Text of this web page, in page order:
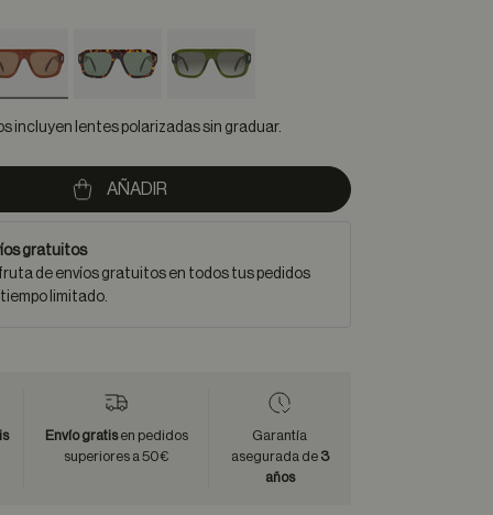
incluyen lentes polarizadas sin graduar.
AÑADIR
gratuitos
de envíos gratuitos en todos tus pedidos
limitado.
Envío gratisen pedidos
superiores a 50€
Garantía
asegurada de 3
años